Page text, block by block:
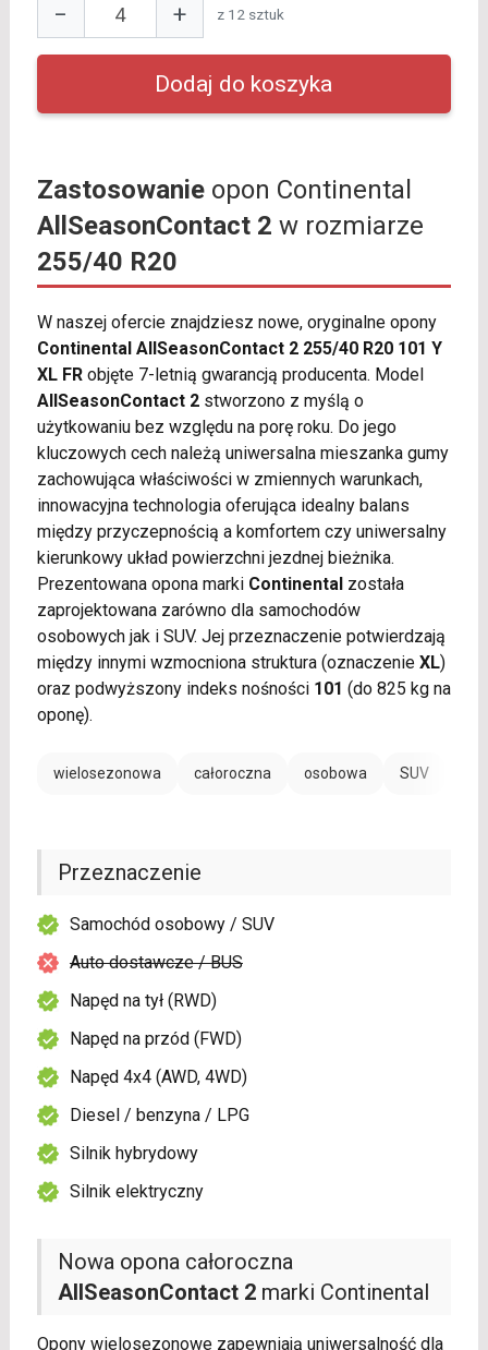
− + z 12 sztuk
Zastosowanieopon Continental
AllSeasonContact 2 w rozmiarze
255/40 R20
W naszej ofercie znajdziesz nowe, oryginalne opony
Continental AllSeasonContact 2 255/40 R20 101 Y
XL FRobjęte 7-letnią gwarancją producenta. Model
AllSeasonContact 2stworzono z myślą o
użytkowaniu bez względu na porę roku. Do jego
kluczowych cech należą uniwersalna mieszanka gumy
zachowująca właściwości w zmiennych warunkach,
innowacyjna technologia oferująca idealny balans
między przyczepnością a komfortem czy uniwersalny
kierunkowy układ powierzchni jezdnej bieżnika.
Prezentowana opona marki Continentalzostała
zaprojektowana zarówno dla samochodów
osobowych jak i SUV. Jej przeznaczenie potwierdzają
między innymi wzmocniona struktura (oznaczenie XL)
oraz podwyższony indeks nośności 101 (do 825 kg na
oponę).
wielosezonowa całoroczna osobowa SUV
Nowa opona całoroczna
AllSeasonContact 2marki Continental
Opony wielosezonowe zapewniają uniwersalność dla
Przeznaczenie
Samochód osobowy / SUV
Auto dostawcze / BUS
Napęd na tył (RWD)
Napęd na przód (FWD)
Napęd 4x4 (AWD, 4WD)
Diesel / benzyna / LPG
Silnik hybrydowy
Silnik elektryczny